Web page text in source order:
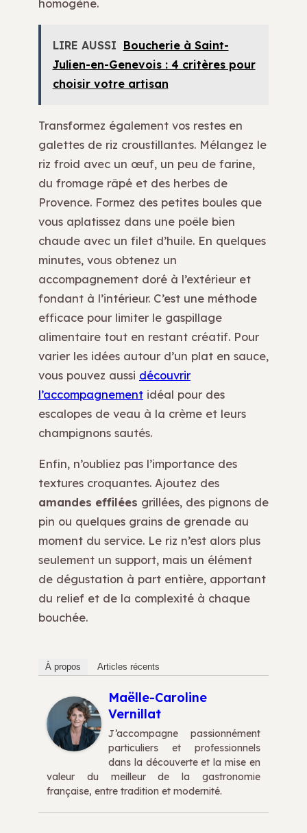
homogène.
LIRE AUSSI Boucherie à Saint-
Julien-en-Genevois : 4 critères pour
choisir votre artisan
Transformez également vos restes en
galettes de riz croustillantes. Mélangez le
riz froid avec un œuf, un peu de farine,
du fromage râpé et des herbes de
Provence. Formez des petites boules que
vous aplatissez dans une poêle bien
chaude avec un filet d’huile. En quelques
minutes, vous obtenez un
accompagnement doré à l’extérieur et
fondant à l’intérieur. C’est une méthode
efficace pour limiter le gaspillage
alimentaire tout en restant créatif. Pour
varier les idées autour d’un plat en sauce,
vous pouvez aussi découvrir
l’accompagnement idéal pour des
escalopes de veau à la crème et leurs
champignons sautés.
Enfin, n’oubliez pas l’importance des
textures croquantes. Ajoutez des
amandes effilées grillées, des pignons de
pin ou quelques grains de grenade au
moment du service. Le riz n’est alors plus
seulement un support, mais un élément
de dégustation à part entière, apportant
du relief et de la complexité à chaque
bouchée.
À propos Articles récents
Maëlle-Caroline
Vernillat
J’accompagne passionnément
particuliers et professionnels
dans la découverte et la mise en
valeur du meilleur de la gastronomie
française, entre tradition et modernité.